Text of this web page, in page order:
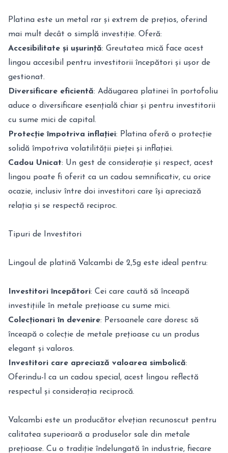
Platina este un metal rar și extrem de prețios, oferind
mai mult decât o simplă investiție. Oferă:
Accesibilitate și ușurință: Greutatea mică face acest
lingou accesibil pentru investitorii începători și ușor de
gestionat.
Diversificare eficientă: Adăugarea platinei în portofoliu
aduce o diversificare esențială chiar și pentru investitorii
cu sume mici de capital.
Protecție împotriva inflației: Platina oferă o protecție
solidă împotriva volatilității pieței și inflației.
Cadou Unicat: Un gest de considerație și respect, acest
lingou poate fi oferit ca un cadou semnificativ, cu orice
ocazie, inclusiv între doi investitori care își apreciază
relația și se respectă reciproc.
Tipuri de Investitori
Lingoul de platină Valcambi de 2,5g este ideal pentru:
Investitori începători: Cei care caută să înceapă
investițiile în metale prețioase cu sume mici.
Colecționari în devenire: Persoanele care doresc să
înceapă o colecție de metale prețioase cu un produs
elegant și valoros.
Investitori care apreciază valoarea simbolică:
Oferindu-l ca un cadou special, acest lingou reflectă
respectul și considerația reciprocă.
Valcambi este un producător elvețian recunoscut pentru
calitatea superioară a produselor sale din metale
prețioase. Cu o tradiție îndelungată în industrie, fiecare